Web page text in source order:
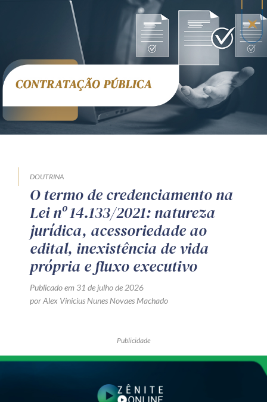
DOUTRINA
O termo de credenciamento na
Lei nº 14.133/2021: natureza
jurídica, acessoriedade ao
edital, inexistência de vida
própria e fluxo executivo
Publicado em 31 de julho de 2026
por Alex Vinicius Nunes Novaes Machado
Publicidade